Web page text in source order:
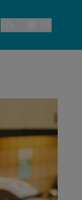
Alternar el